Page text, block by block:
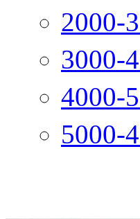
2000-
3000-
4000-
5000-